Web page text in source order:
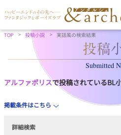
TOP 投稿小説 実話風の検索結果
Submitted
アルファポリスで投稿されているBL
掲載条件はこちら
詳細検索